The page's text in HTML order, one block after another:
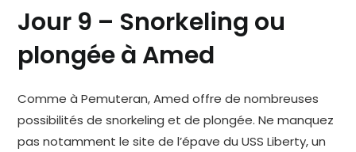
Jour 9 – Snorkeling ou
plongée à Amed
Comme à Pemuteran, Amed offre de nombreuses
possibilités de snorkeling et de plongée. Ne manquez
pas notamment le site de l’épave du USS Liberty, un